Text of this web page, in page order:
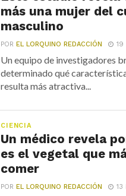
más una mujer del
masculino
POREL LORQUINO REDACCIÓN 19
Un equipo de investigadores
determinado qué
resulta más atractiva...
CIENCIA
Un médico revela
es el vegetal que
comer
POREL LORQUINO REDACCIÓN 13